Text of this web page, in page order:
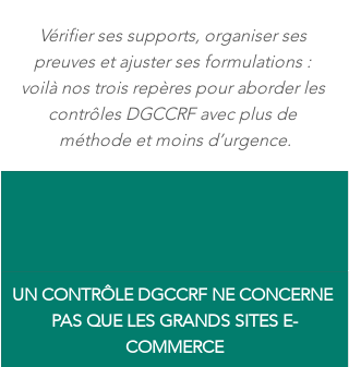
Vérifier ses supports, organiser ses
preuves et ajuster ses formulations :
voilà nos trois repères pour aborder les
contrôles DGCCRF avec plus de
méthode et moins d’urgence.
UN CONTRÔLE DGCCRF NE CONCERNE
PAS QUE LES GRANDS SITES E-
COMMERCE